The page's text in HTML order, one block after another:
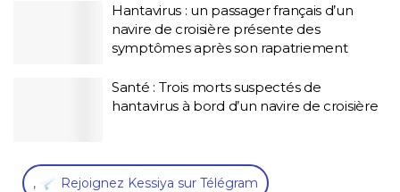
Hantavirus : un passager français d’un
navire de croisière présente des
symptômes après son rapatriement
Santé : Trois morts suspectés de
hantavirus à bord d’un navire de croisière
, Rejoignez Kessiya sur Télégram